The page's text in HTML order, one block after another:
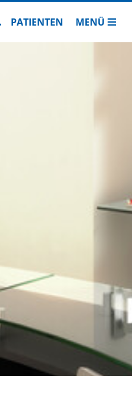
Zur Seitensuche
PATIENTEN MENÜ